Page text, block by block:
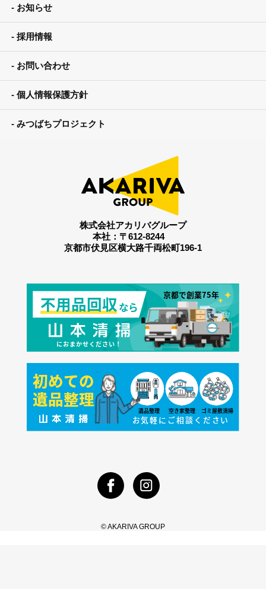
お知らせ
採用情報
お問い合わせ
個人情報保護方針
みつばちプロジェクト
株式会社アカリバグループ
本社：〒612-8244
京都市伏見区横大路千両松町196-1
© AKARIVA GROUP